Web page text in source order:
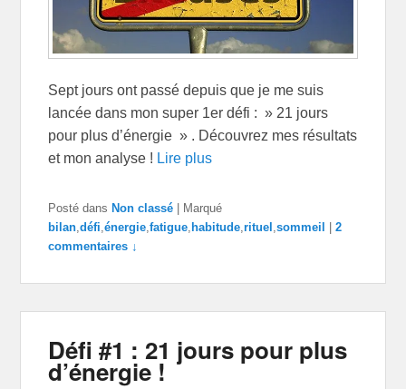
Sept jours ont passé depuis que je me suis
lancée dans mon super 1er défi : » 21 jours
pour plus d’énergie » . Découvrez mes résultats
et mon analyse ! Lire plus
Posté dans Non classé | Marqué
bilan ,défi ,énergie ,fatigue habitude ,rituel ,sommeil |2
commentaires ↓
Défi #1 : 21 jours pour plus
d’énergie !